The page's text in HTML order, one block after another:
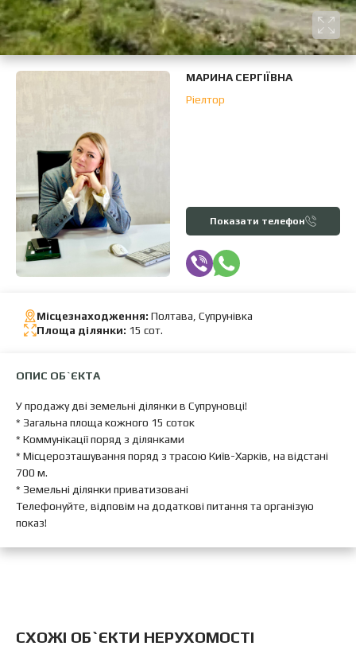
МАРИНА СЕРГІЇВНА
Ріелтор
Показати телефон
Місцезнаходження: Полтава, Супрунівка
Площа ділянки: 15 сот.
ОПИС ОБ`ЄКТА
У продажу дві земельні ділянки в Супруновці!
* Загальна площа кожного 15 соток
* Коммунікації поряд з ділянками
* Місцерозташування поряд з трасою Київ-Харків, на відстані
700 м.
* Земельні ділянки приватизовані
Телефонуйте, відповім на додаткові питання та організую
показ!
CХОЖІ ОБ`ЄКТИ НЕРУХОМОСТІ